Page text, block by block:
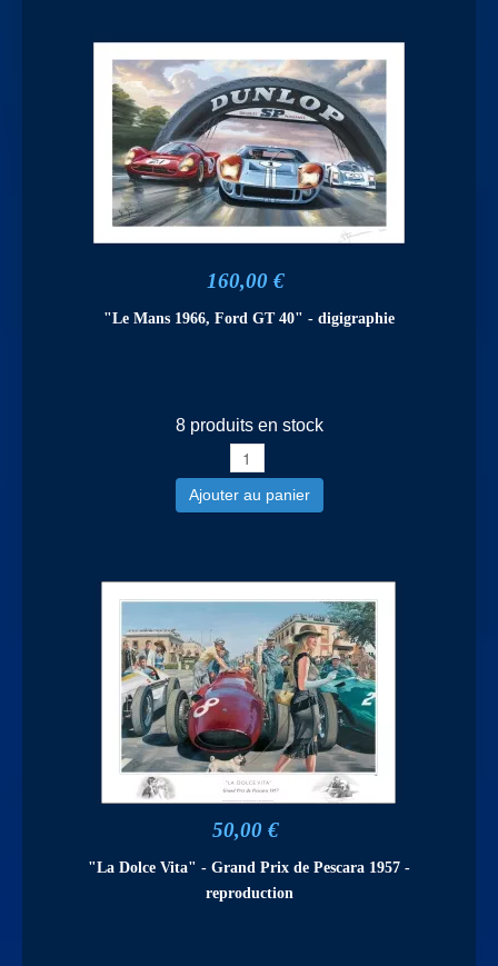
160,00 €
"Le Mans 1966, Ford GT 40" - digigraphie
8 produits en stock
Ajouter au panier
50,00 €
"La Dolce Vita" - Grand Prix de Pescara 1957 -
reproduction